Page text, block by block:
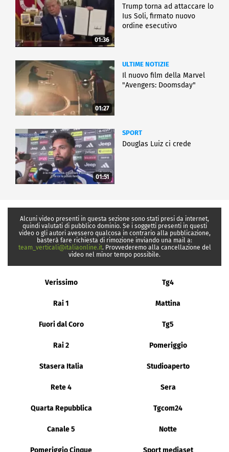
01:36
Trump torna ad attaccare lo
Ius Soli, firmato nuovo
ordine esecutivo
01:27
ULTIME NOTIZIE
Il nuovo film della Marvel
"Avengers: Doomsday"
01:51
SPORT
Douglas Luiz ci crede
Alcuni video presenti in questa sezione sono stati presi da internet,
quindi valutati di pubblico dominio. Se i soggetti presenti in questi
video o gli autori avessero qualcosa in contrario alla pubblicazione,
basterà fare richiesta di rimozione inviando una mail a:
team_verticali@italiaonline.it. Provvederemo alla cancellazione del
video nel minor tempo possibile.
Verissimo Tg4
Rai 1 Mattina
Fuori dal Coro Tg5
Rai 2 Pomeriggio
Stasera Italia Studioaperto
Rete 4 Sera
Quarta Repubblica Tgcom24
Canale 5 Notte
Pomeriggio Cinque Sport mediaset